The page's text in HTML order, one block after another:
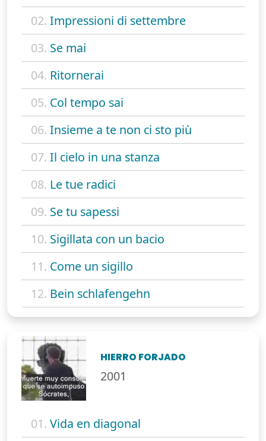
02. Impressioni di settembre
03. Se mai
04. Ritornerai
05. Col tempo sai
06. Insieme a te non ci sto più
07. Il cielo in una stanza
08. Le tue radici
09. Se tu sapessi
10. Sigillata con un bacio
11. Come un sigillo
12. Bein schlafengehn
HIERRO FORJADO
2001
01. Vida en diagonal